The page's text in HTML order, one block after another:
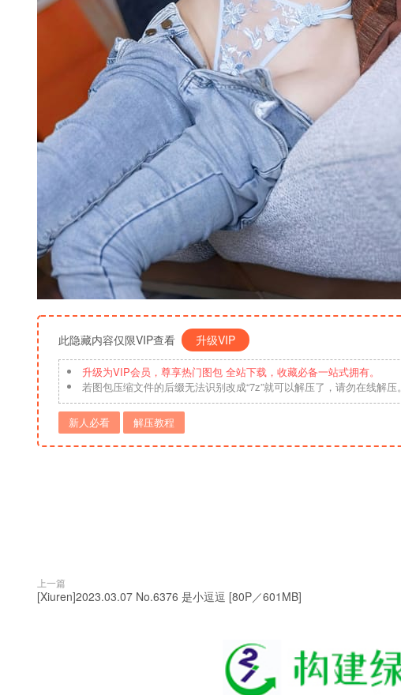
此隐藏内容仅限VIP查看 升级VIP
升级为VIP会员，尊享热门图包 全站下载，收藏必备一站式拥有。
若图包压缩文件的后缀无法识别改成“7z”就可以解压了，请勿在线解压。
新人必看 解压教程
上一篇
[Xiuren]2023.03.07 No.6376 是小逗逗 [80P／601MB]